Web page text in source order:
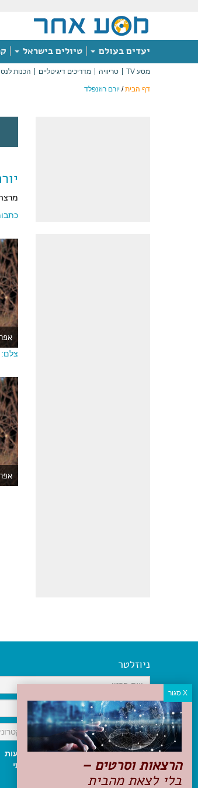
יעדים בעולם טיולים בישראל
מסע TV טריוויה מדריכים דיגיטליים הכנות
דף הבית/ יורם רוזנפלד
צלם:
ניוזלטר
אני מאשר/ת קבלת ניוזלטר והודעות
שיווקיות, ומאשר/ת כי קראתי והסכמתי
לתקנון האתר ולמדיניות הפרטיות
הרצאות וסרטים –
בלי לצאת מהבית